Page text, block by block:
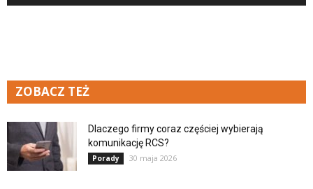
ZOBACZ TEŻ
Dlaczego firmy coraz częściej wybierają
komunikację RCS?
Porady 30 maja 2026